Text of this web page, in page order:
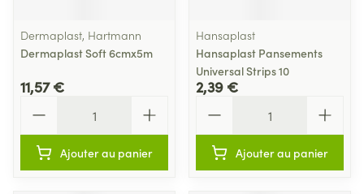
Dermaplast, Hartmann
Dermaplast Soft 6cmx5m
11,57 €
Ajouter au panier
Hansaplast
Hansaplast Pansements
Universal Strips 10
2,39 €
Ajouter au panier